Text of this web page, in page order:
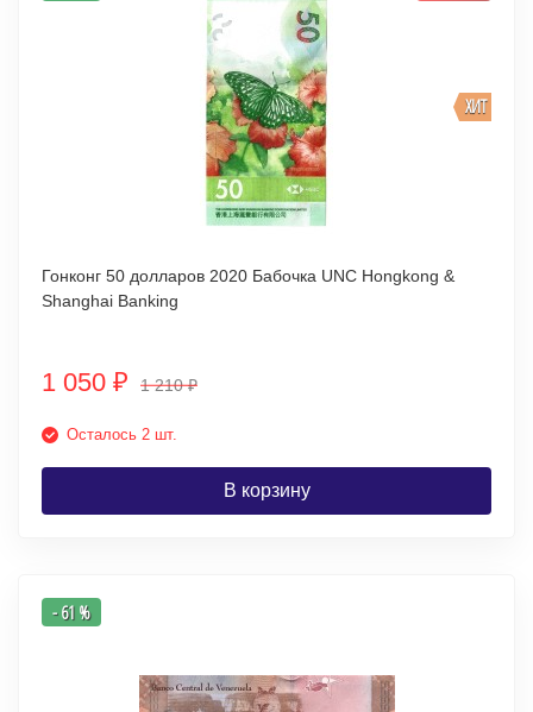
ХИТ
Гонконг 50 долларов 2020 Бабочка UNC Hongkong &
Shanghai Banking
1 050 ₽ 1 210₽
Осталось 2 шт.
В корзину
- 61 %